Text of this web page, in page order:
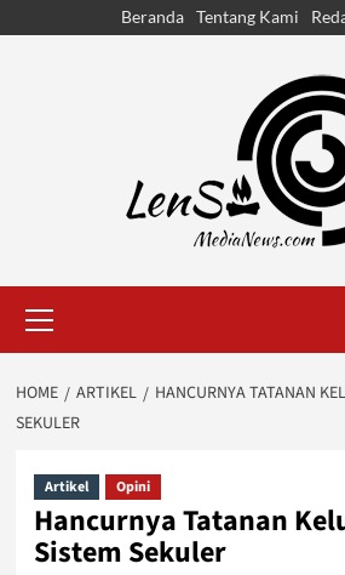
Beranda Tentang Kami
Menu
HOME ARTIKEL
HANCURNYA TATANAN
SEKULER
Artikel Opini
Hancurnya Tatanan
Sistem Sekuler